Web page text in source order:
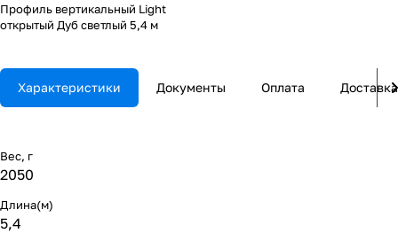
Профиль вертикальный Light
открытый Дуб светлый 5,4 м
Характеристики Документы Оплата Доставка
Вес, г
2050
Длина(м)
5,4